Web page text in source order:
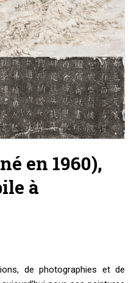
en 1960),
à
de photographies et de